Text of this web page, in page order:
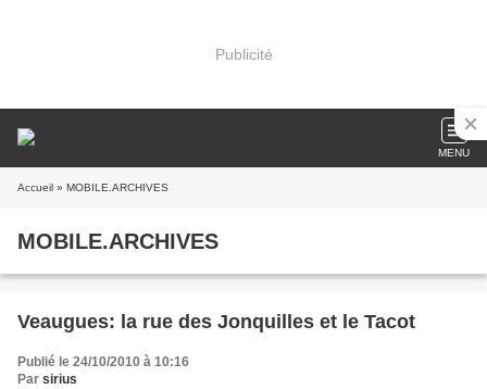
Publicité
MENU
Accueil » MOBILE.ARCHIVES
MOBILE.ARCHIVES
Veaugues: la rue des Jonquilles et le Tacot
Publié le 24/10/2010 à 10:16
Par sirius